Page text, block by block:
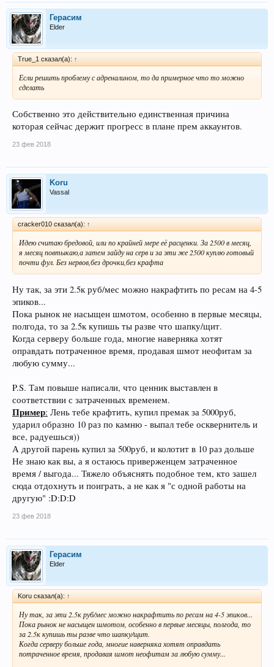
Герасим
Elder
True_1 сказал(а): ↑
Если решить проблему с адреналином, то да примерное что то можно
сделать
Собственно это действительно единственная причина
которая сейчас держит прогресс в плане прем аккаунтов.
23 фев 2018
Koru
Vassal
cracker010 сказал(а): ↑
Идею считаю бредовой, или по крайней мере её расценки. За 2500 в месяц,
я месяц повтыкаю,а затем зайду на серв и за эти же 2500 куплю готовый
почти фул. Без нервов,без дрочки,без крафта
Ну так, за эти 2.5к руб/мес можно накрафтить по ресам на 4-5
эпиков...
Пока рынок не насыщен шмотом, особенно в первые месяцы,
полгода, то за 2.5к купишь ты разве что шапку/щит.
Когда серверу больше года, многие наверняка хотят
оправдать потраченное время, продавая шмот неофитам за
любую сумму...
P.S. Там повыше написали, что ценник выставлен в
соответствии с затраченных временем.
Пример: Лень тебе крафтить, купил премак за 5000руб,
ударил образно 10 раз по камню - выпал тебе осквернитель и
все, радуешься))
А другой парень купил за 500руб, и колотит в 10 раз дольше
Не знаю как вы, а я остаюсь приверженцем затраченное
время / выгода... Тяжело объяснять подобное тем, кто зашел
сюда отдохнуть и поиграть, а не как я "с одной работы на
другую" :D:D:D
23 фев 2018
Герасим
Elder
Koru сказал(а): ↑
Ну так, за эти 2.5к руб/мес можно накрафтить по ресам на 4-5 эпиков...
Пока рынок не насыщен шмотом, особенно в первые месяцы, полгода, то
за 2.5к купишь ты разве что шапку/щит.
Когда серверу больше года, многие наверняка хотят оправдать
потраченное время, продавая шмот неофитам за любую сумму...